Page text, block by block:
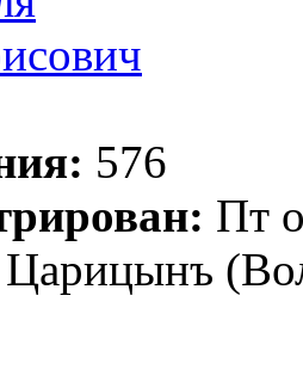
576
Пт
Царицынъ